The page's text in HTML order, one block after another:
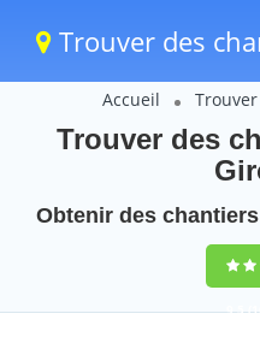
Trouver des
Accueil
Trouver des
Obtenir des
9,5